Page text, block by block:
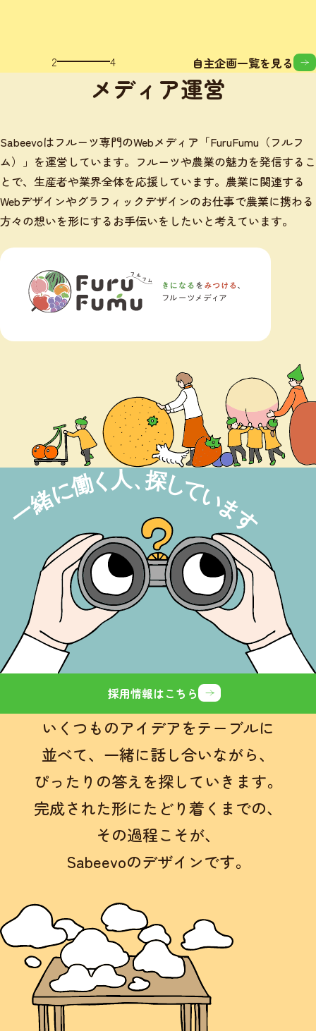
3 4 自主企画一覧を見る
メディア運営
Sabeevoはフルーツ専門のWebメディア「FuruFumu（フルフ
ム）」を運営しています。フルーツや農業の魅力を発信するこ
とで、生産者や業界全体を応援しています。農業に関連する
Webデザインやグラフィックデザインのお仕事で農業に携わる
方々の想いを形にするお手伝いをしたいと考えています。
採用情報はこちら
いくつものアイデアをテーブルに
並べて、 一緒に話し合いながら、
ぴったりの答えを探していきます。
完成された形にたどり着くまでの、
その過程こそが、
Sabeevoのデザインです。